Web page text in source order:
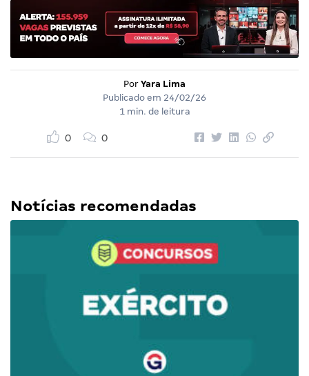
Por Yara Lima
Publicado em 24/02/26
1 min. de leitura
0 0
Notícias recomendadas